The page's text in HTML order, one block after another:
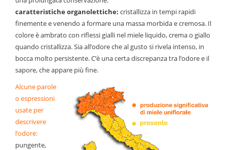
caratteristiche organolettiche: cristallizza in tempi rapidi
finemente e venendo a formare una massa morbida e cremosa. Il
colore è ambrato con riflessi gialli nel miele liquido, crema o giallo
quando cristallizza. Sia all’odore che al gusto si rivela intenso, in
bocca molto persistente. C’è una certa discrepanza tra l’odore e il
sapore, che appare più fine.
Alcune parole
o espressioni
usate per
descrivere
l’odore:
pungente,